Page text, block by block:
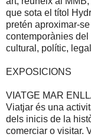
que sota el títol
pretén aproximar-
contemporànies
cultural, polític,
EXPOSICIONS
VIATGE MAR
Viatjar és una
dels inicis de la
comerciar o visitar.